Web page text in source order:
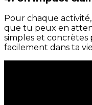
Pour chaque
que tu peux en
simples et
facilement dans ta